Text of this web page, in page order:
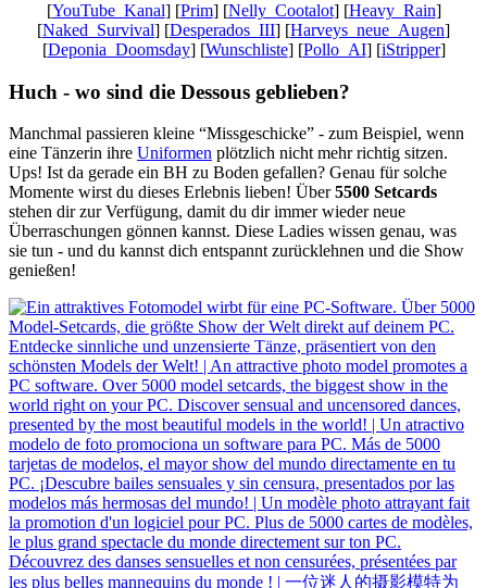
[YouTube_Kanal] [Prim] [Nelly_Cootalot] [Heavy_Rain]
[Naked_Survival] [Desperados_III] [Harveys_neue_Augen]
[Deponia_Doomsday] [Wunschliste] [Pollo_AI] [iStripper]
Huch - wo sind die Dessous geblieben?
Manchmal passieren kleine “Missgeschicke” - zum Beispiel, wenn
eine Tänzerin ihre Uniformen plötzlich nicht mehr richtig sitzen.
Ups! Ist da gerade ein BH zu Boden gefallen? Genau für solche
Momente wirst du dieses Erlebnis lieben! Über5500 Setcards
stehen dir zur Verfügung, damit du dir immer wieder neue
Überraschungen gönnen kannst. Diese Ladies wissen genau, was
sie tun - und du kannst dich entspannt zurücklehnen und die Show
genießen!